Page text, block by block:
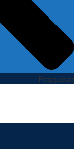
Pesquisar